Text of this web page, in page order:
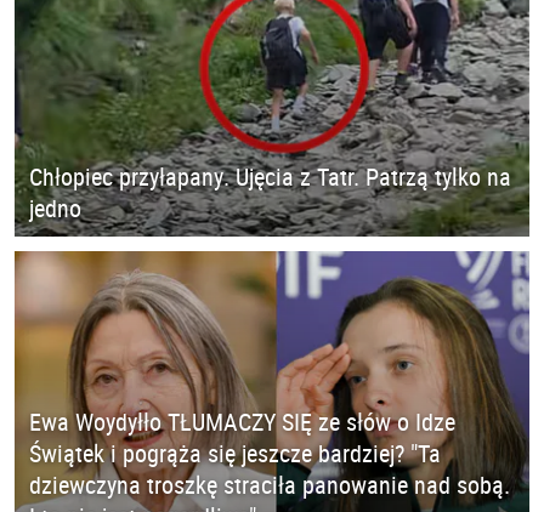
Chłopiec przyłapany. Ujęcia z Tatr. Patrzą tylko na
jedno
Ewa Woydyłło TŁUMACZY SIĘ ze słów o Idze
Świątek i pogrąża się jeszcze bardziej? "Ta
dziewczyna troszkę straciła panowanie nad sobą.